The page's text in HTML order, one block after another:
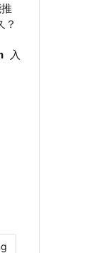
？
入